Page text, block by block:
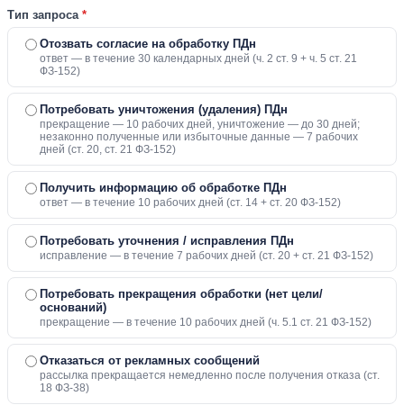
Тип запроса *
Отозвать согласие на обработку ПДн
ответ — в течение 30 календарных дней (ч. 2 ст. 9 + ч. 5 ст. 21
ФЗ-152)
Потребовать уничтожения (удаления) ПДн
прекращение — 10 рабочих дней, уничтожение — до 30 дней;
незаконно полученные или избыточные данные — 7 рабочих
дней (ст. 20, ст. 21 ФЗ-152)
Получить информацию об обработке ПДн
ответ — в течение 10 рабочих дней (ст. 14 + ст. 20 ФЗ-152)
Потребовать уточнения / исправления ПДн
исправление — в течение 7 рабочих дней (ст. 20 + ст. 21 ФЗ-152)
Потребовать прекращения обработки (нет цели/
оснований)
прекращение — в течение 10 рабочих дней (ч. 5.1 ст. 21 ФЗ-152)
Отказаться от рекламных сообщений
рассылка прекращается немедленно после получения отказа (ст.
18 ФЗ-38)